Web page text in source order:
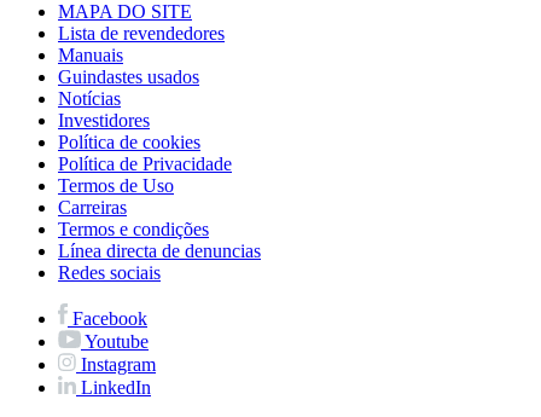
MAPA DO SITE
Lista de revendedores
Manuais
Guindastes usados
Notícias
Investidores
Política de cookies
Política de Privacidade
Termos de Uso
Carreiras
Termos e condições
Línea directa de denuncias
Redes sociais
Facebook
Youtube
Instagram
LinkedIn